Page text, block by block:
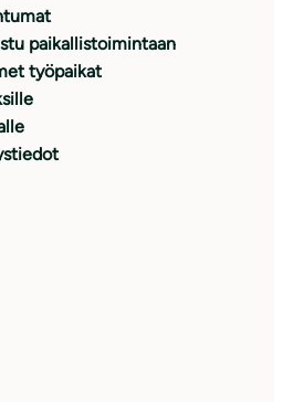
paikallistoimintaan
työpaikat